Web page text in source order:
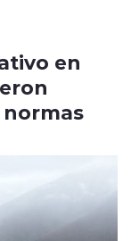
en